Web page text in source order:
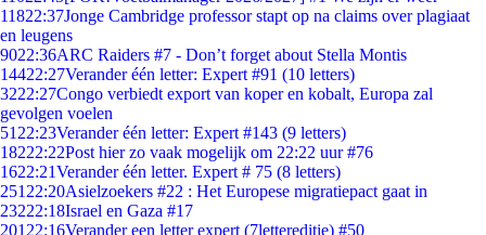
11822:37Jonge Cambridge professor stapt op na claims over plagiaat
en leugens
9022:36ARC Raiders #7 - Don’t forget about Stella Montis
14422:27Verander één letter: Expert #91 (10 letters)
3222:27Congo verbiedt export van koper en kobalt, Europa zal
gevolgen voelen
51 22:23Verander één letter: Expert #143 (9 letters)
18222:22Post hier zo vaak mogelijk om 22:22 uur #76
1622:21Verander één letter. Expert # 75 (8 letters)
251 22:20Asielzoekers #22 : Het Europese migratiepact gaat in
23222:18Israel en Gaza #17
201 22:16Verander een letter expert (7lettereditie) #50